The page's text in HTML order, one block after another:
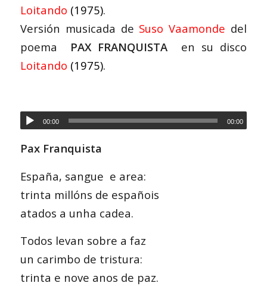
Loitando (1975).
Versión musicada de Suso Vaamonde del
poema PAX FRANQUISTA en su disco
Loitando (1975).
00:00 00:00
Pax Franquista
España, sangue e area:
trinta millóns de españois
atados a unha cadea.
Todos levan sobre a faz
un carimbo de tristura:
trinta e nove anos de paz.